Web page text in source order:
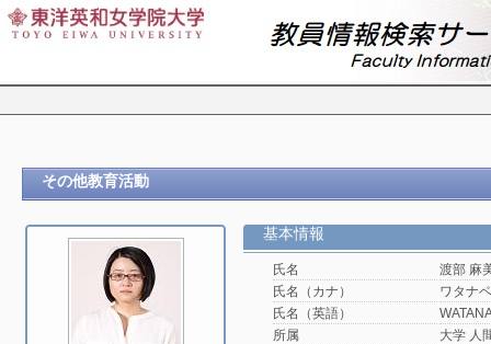
その他教育活動
基本情報
氏名
渡部 麻
氏名（カナ）
ワタナ
氏名（英語）
所属
大学 人